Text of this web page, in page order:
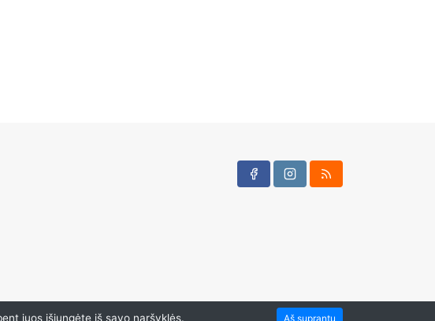
juos išjungėte iš savo naršyklės. Aš suprantu